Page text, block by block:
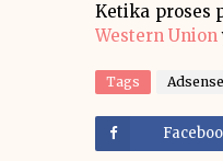
Ketika proses
Western Union
Tags Adsense